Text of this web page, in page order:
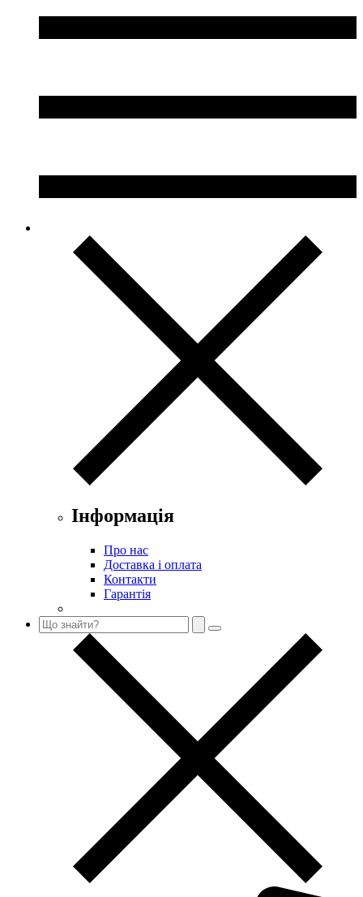
Інформація
Про нас
Доставка і оплата
Контакти
Гарантія